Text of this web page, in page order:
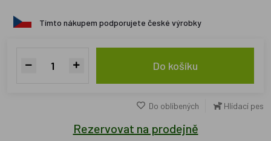
Tímto nákupem podporujete české výrobky
Do košíku
Do oblíbených Hlídací pes
Rezervovat na prodejně